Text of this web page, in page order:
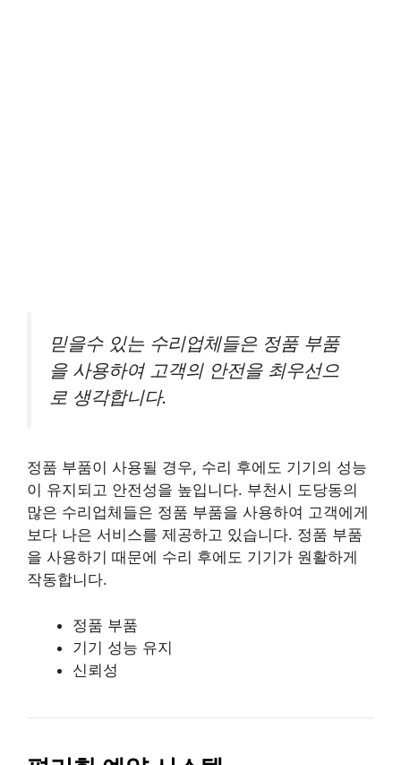
믿을수 있는 수리업체들은 정품 부품
을 사용하여 고객의 안전을 최우선으
로 생각합니다.
정품 부품이 사용될 경우, 수리 후에도 기기의 성능
이 유지되고 안전성을 높입니다. 부천시 도당동의
많은 수리업체들은 정품 부품을 사용하여 고객에게
보다 나은 서비스를 제공하고 있습니다. 정품 부품
을 사용하기 때문에 수리 후에도 기기가 원활하게
작동합니다.
정품 부품
기기 성능 유지
신뢰성